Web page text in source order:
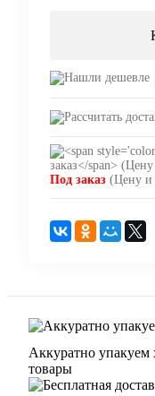
Под заказ (Цену и
Аккуратно упакуем
товары